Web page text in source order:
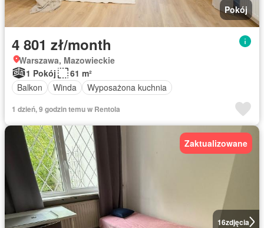
Pokój
4 801 zł/month
Warszawa, Mazowieckie
1 Pokój
61 m²
Balkon
Winda Wyposażona kuchnia
1 dzień, 9 godzin temu w Rentola
16zdjęcia
Zaktualizowane